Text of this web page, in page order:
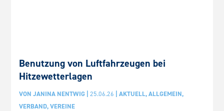
Benutzung von Luftfahrzeugen bei
Hitzewetterlagen
VONJANINA NENTWIG |25.06.26 |AKTUELL,ALLGEMEIN,
VERBAND,VEREINE